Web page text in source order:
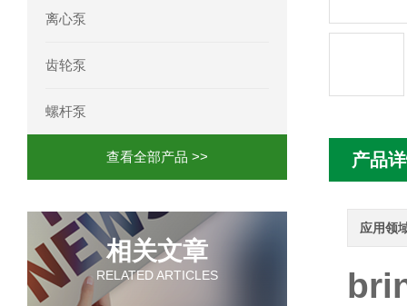
AC-motoren交流电机ACM 160M-4参
AC-MOTOREN电机FCPA 80B-6参数
AC-MOTOREN电机FCPA 71B-2参数
离心泵
齿轮泵
螺杆泵
查看全部产品 >>
相关文章
RELATED ARTICLES
产品
应用领